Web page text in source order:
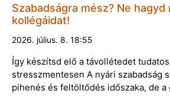
Szabadságra mész? Ne hagyd
kollégáidat!
2026. július. 8. 18:55
Így készítsd elő a távollétedet
stresszmentesen A nyári szabadság
pihenés és feltöltődés időszaka, de